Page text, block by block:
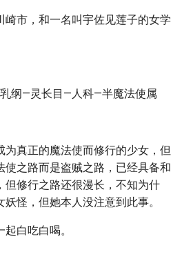
崎市，和一名叫宇佐见莲子的女学
纲—灵长目—人科—半魔法使属
为真正的魔法使而修行的少女，但
使之路而是盗贼之路，已经具备和
但修行之路还很漫长，不知为什
怪，但她本人没注意到此事。
白吃白喝。